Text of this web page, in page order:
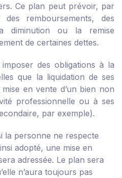
Ce plan peut prévoir, par
remboursements, des
diminution ou la remise
de certaines dettes.
des obligations à la
que la liquidation de ses
en vente d’un bien non
professionnelle ou à ses
par exemple).
la personne ne respecte
adopté, une mise en
adressée. Le plan sera
n’aura toujours pas